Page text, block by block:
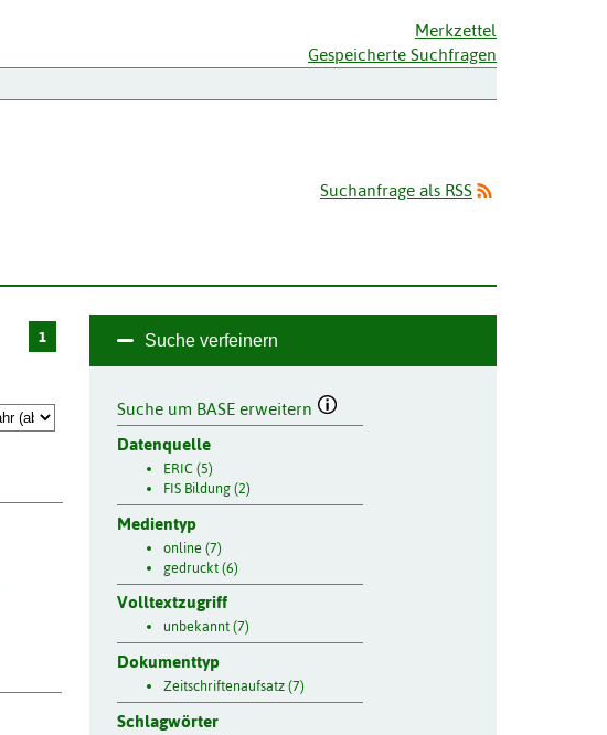
Merkzettel
Gespeicherte Suchfragen
Suchanfrage als RSS
1 Suche verfeinern
Suche um BASE erweitern
Datenquelle
ERIC (5)
FIS Bildung (2)
Medientyp
online (7)
gedruckt (6)
Volltextzugriff
unbekannt (7)
Dokumenttyp
Zeitschriftenaufsatz (7)
Schlagwörter